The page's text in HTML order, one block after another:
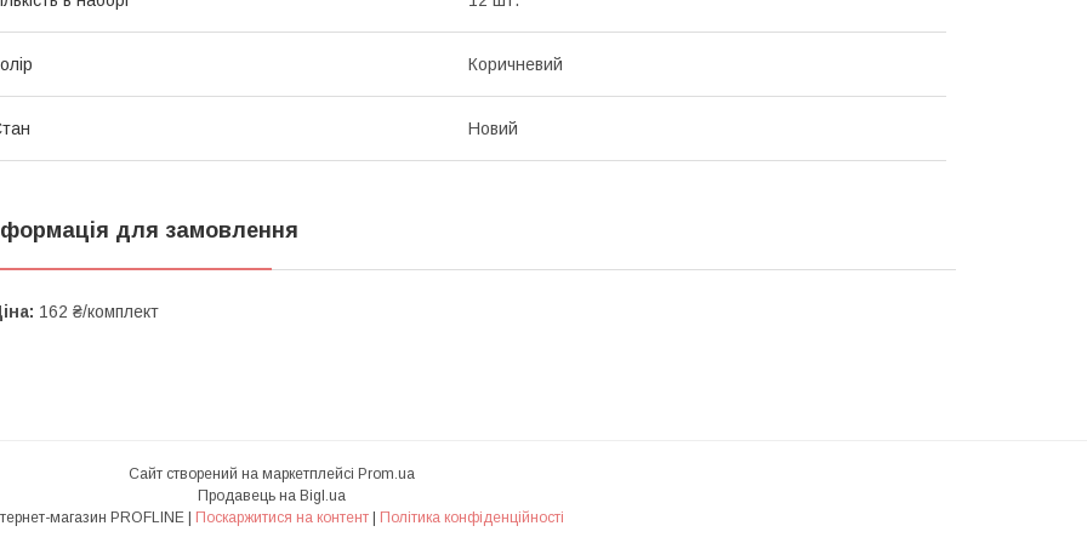
Коричневий
Новий
для замовлення
162 ₴/комплект
Сайт створений на маркетплейсі Prom.ua
Продавець на Bigl.ua
Интернет-магазин PROFLINE | Поскаржитися на контент | Політика конфіденційності